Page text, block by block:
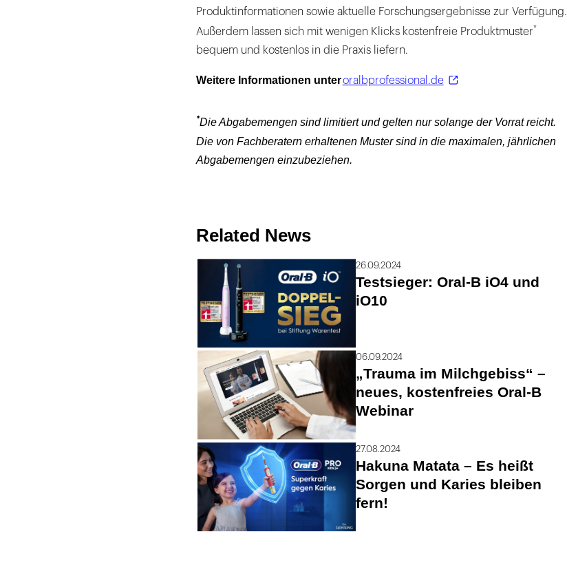
Produktinformationen sowie aktuelle Forschungsergebnisse zur Verfügung.
Außerdem lassen sich mit wenigen Klicks kostenfreie Produktmuster*
bequem und kostenlos in die Praxis liefern.
Weitere Informationen unteroralbprofessional.de
*Die Abgabemengen sind limitiert und gelten nur solange der Vorrat reicht.
Die von Fachberatern erhaltenen Muster sind in die maximalen, jährlichen
Abgabemengen einzubeziehen.
Related News
26.09.2024
Testsieger: Oral-B iO4 und
iO10
06.09.2024
„Trauma im Milchgebiss“ –
neues, kostenfreies Oral-B
Webinar
27.08.2024
Hakuna Matata – Es heißt
Sorgen und Karies bleiben
fern!